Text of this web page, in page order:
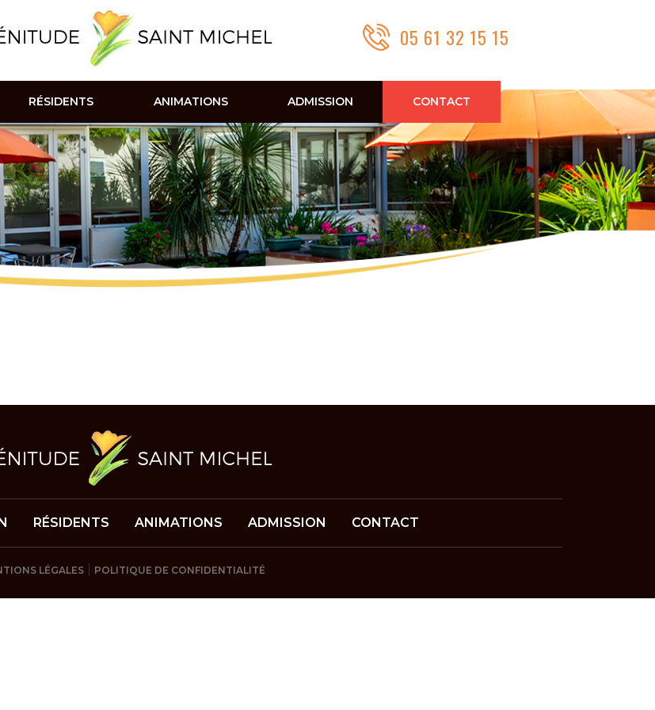
Saint Michel
05 61 32 15 15
RÉSIDENTS ANIMATIONS ADMISSION CONTACT
RÉSIDENTS ANIMATIONS ADMISSION CONTACT
LÉGALES POLITIQUE DE CONFIDENTIALITÉ